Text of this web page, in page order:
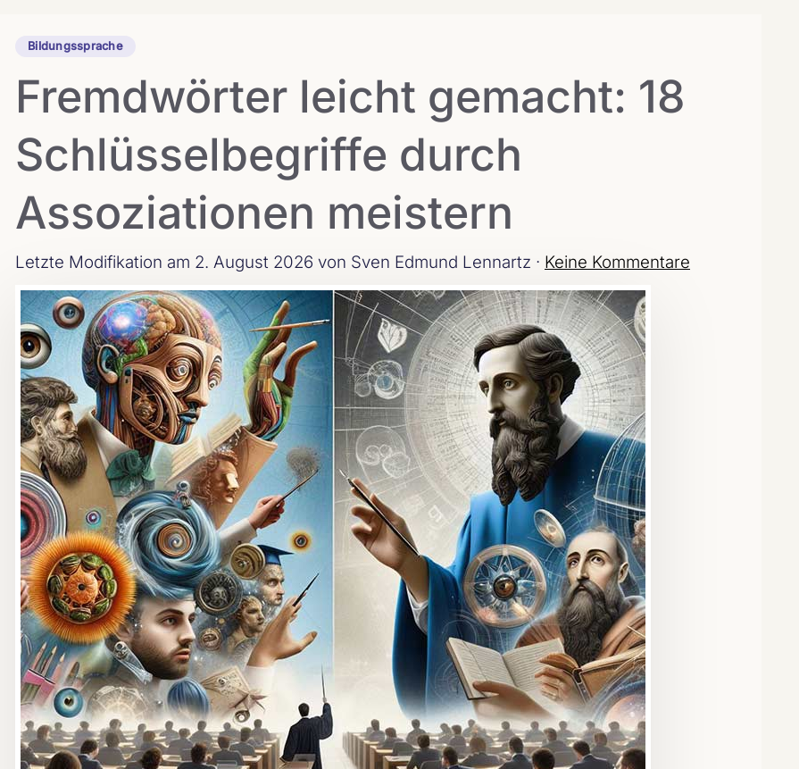
Bildungssprache
Fremdwörter leicht gemacht: 18
Schlüsselbegriffe durch
Assoziationen meistern
Letzte Modifikation am 2. August 2026 von Sven Edmund Lennartz · Keine Kommentare